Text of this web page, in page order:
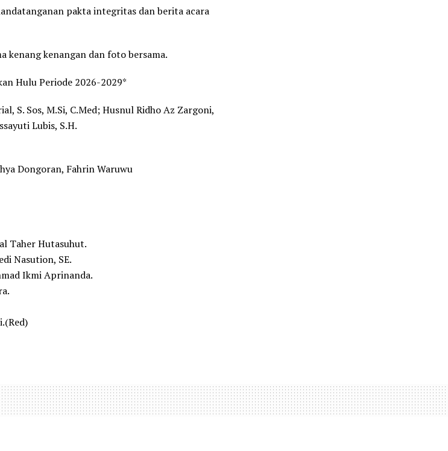
pakta integritas dan berita acara
kenang kenangan dan foto bersama.
Hulu Periode 2026-2029*
S. Sos, M.Si, C.Med; Husnul Ridho Az Zargoni,
Lubis, S.H.
Dongoran, Fahrin Waruwu
Taher Hutasuhut.
Nasution, SE.
Ikmi Aprinanda.